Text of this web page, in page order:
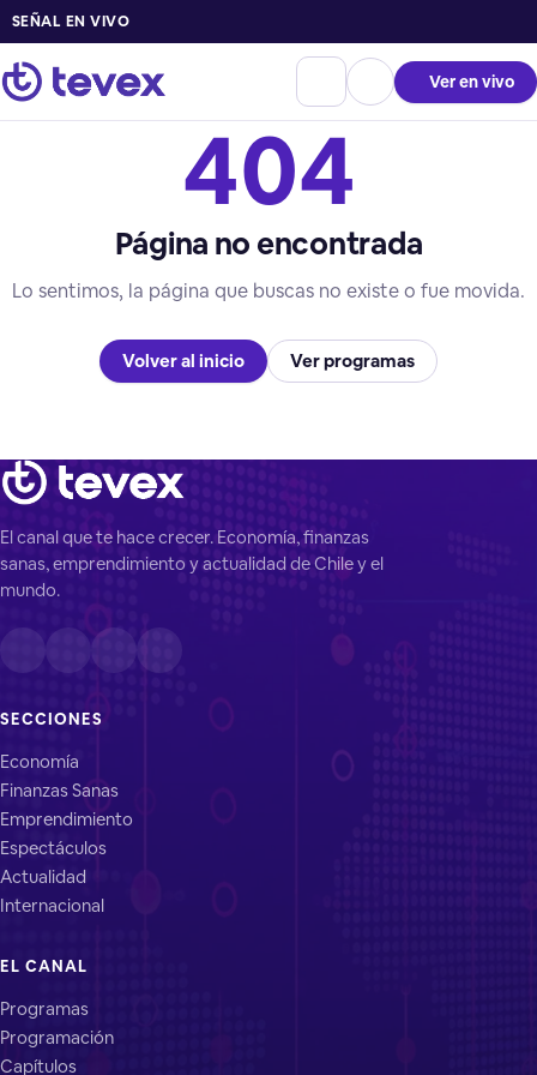
SEÑAL EN VIVO
Ver en vivo
404
Página no encontrada
Lo sentimos, la página que buscas no existe o fue movida.
Volver al inicio Ver programas
El canal que te hace crecer. Economía, finanzas
sanas, emprendimiento y actualidad de Chile y el
mundo.
SECCIONES
Economía
Finanzas Sanas
Emprendimiento
Espectáculos
Actualidad
Internacional
EL CANAL
Programas
Programación
Capítulos